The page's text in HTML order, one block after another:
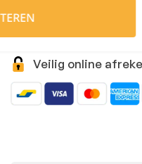
Snelle levering
Klanten geven ons
Veilig online